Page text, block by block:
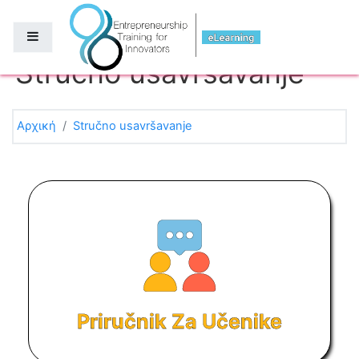
Μετάβαση στο κεντρικό περιεχόμενο
Πλευρικός πίνακας
Stručno usavršavanje
Αρχική Stručno usavršavanje
Priručnik Za Učenike